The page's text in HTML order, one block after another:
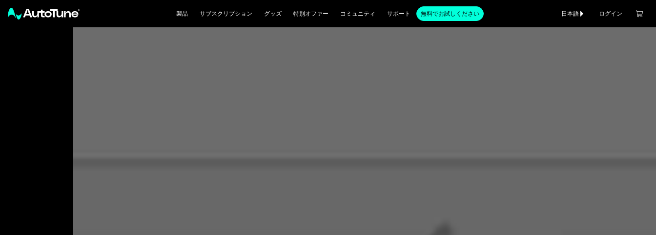
製品 サブスクリプション グッズ 特別オファー コミュニティ サポート 無料でお試しください 日本語 ログイン